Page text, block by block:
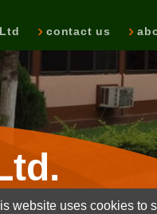
contact us
website uses cookies to